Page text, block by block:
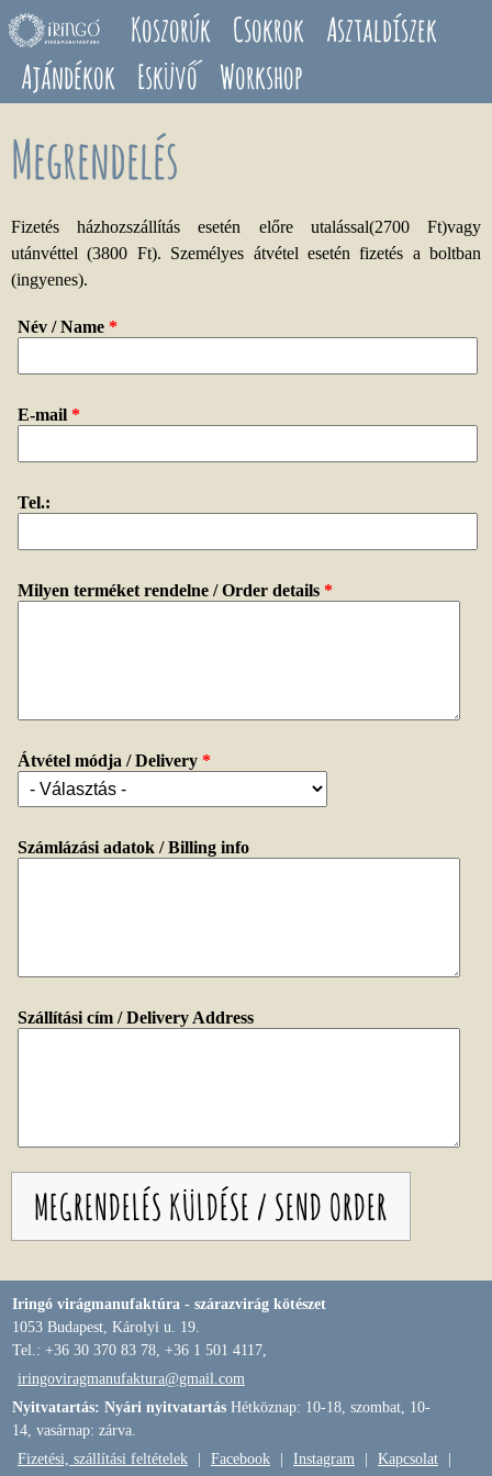
Ugrás a tartalomra Koszorúk Csokrok Asztaldíszek
Ajándékok Esküvő Workshop
Megrendelés
Fizetés házhozszállítás esetén előre utalással(2700 Ft)vagy
utánvéttel (3800 Ft). Személyes átvétel esetén fizetés a boltban
(ingyenes).
Név / Name *
E-mail *
Tel.:
Milyen terméket rendelne / Order details *
Átvétel módja / Delivery *
Számlázási adatok / Billing info
Szállítási cím / Delivery Address
Iringó virágmanufaktúra - szárazvirág kötészet
1053 Budapest, Károlyi u. 19.
Tel.: +36 30 370 83 78, +36 1 501 4117,
iringoviragmanufaktura@gmail.com
Nyitvatartás: Nyári nyitvatartás Hétköznap: 10-18, szombat, 10-
14, vasárnap: zárva.
Fizetési, szállítási feltételek
Facebook Instagram Kapcsolat